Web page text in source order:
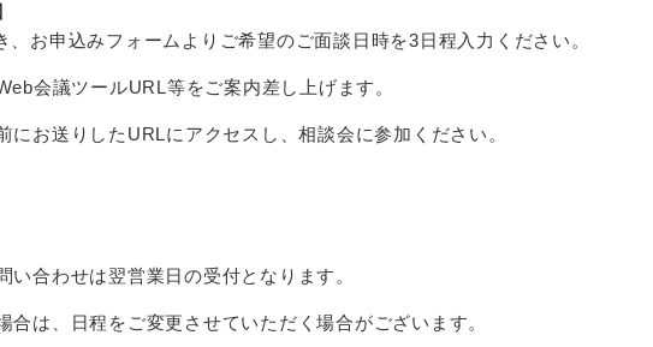
お申込みフォームよりご希望のご面談日時を3日程入力ください。
会議ツールURL等をご案内差し上げます。
お送りしたURLにアクセスし、相談会に参加ください。
合わせは翌営業日の受付となります。
は、日程をご変更させていただく場合がございます。